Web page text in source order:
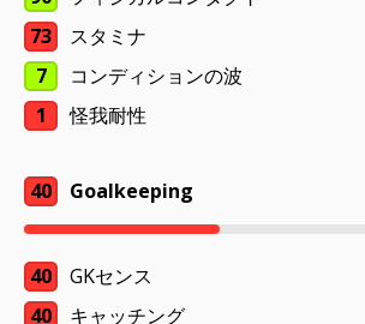
73
スタミナ
7
コンディションの波
1
怪我耐性
40 Goalkeeping
40
GKセンス
40
キャッチング